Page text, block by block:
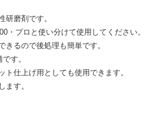
研磨剤です。
・プロと使い分けて使用してください。
きるので後処理も簡単です。
す。
ト仕上げ用としても使用できます。
ます。